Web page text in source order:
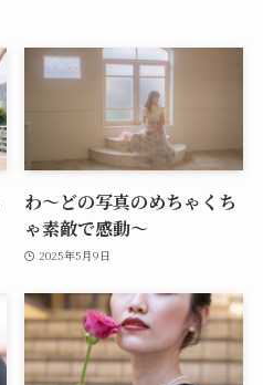
わ～どの写真のめちゃくち
ゃ素敵で感動～
2025年5月9日